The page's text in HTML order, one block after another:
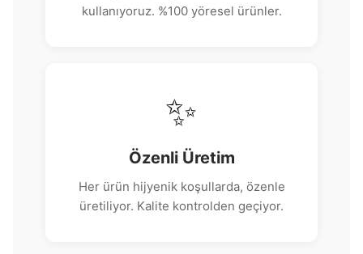
kullanıyoruz. %100 yöresel ürünler.
✨
Özenli Üretim
Her ürün hijyenik koşullarda, özenle
üretiliyor. Kalite kontrolden geçiyor.